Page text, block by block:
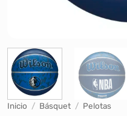
Inicio / Básquet / Pelotas